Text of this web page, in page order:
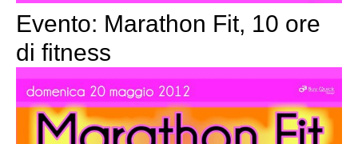
Evento: Marathon Fit, 10 ore
di fitness